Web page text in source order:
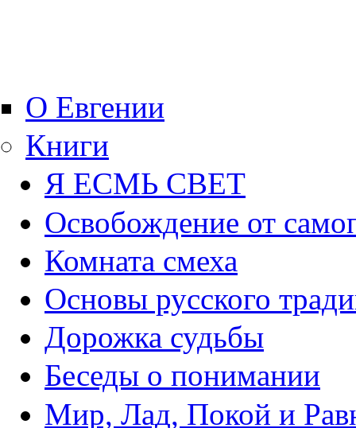
О Евгении
Книги
Я ЕСМЬ СВЕТ
Освобождение от
Комната смеха
Основы русского
Дорожка судьбы
Беседы о понимании
Мир, Лад, Покой и